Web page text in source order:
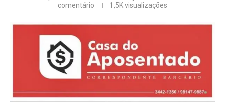
comentário
1,5Kvisualizações